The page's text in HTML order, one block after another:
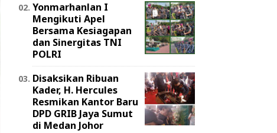
Yonmarhanlan I
Mengikuti Apel
Bersama Kesiagapan
dan Sinergitas TNI
POLRI
Disaksikan Ribuan
Kader, H. Hercules
Resmikan Kantor Baru
DPD GRIB Jaya Sumut
di Medan Johor